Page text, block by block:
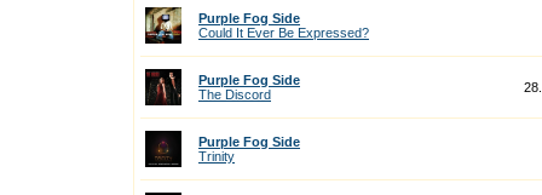
Purple Fog Side
Could It Ever Be Expressed?
Purple Fog Side
The Discord
Purple Fog Side
Trinity